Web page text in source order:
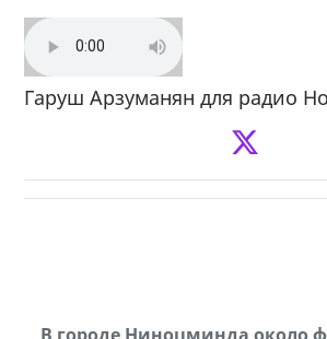
Гаруш Арзуманян для радио